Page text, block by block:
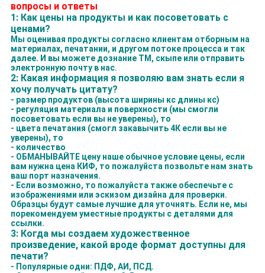
вопросы и ответы
1: Как цены на продукты и как посоветовать с
ценами?
Мы оценивая продукты согласно клиентам отборным на
материалах, печатании, и другом потоке процесса и так
далее. И вы можете дознание ТМ, скыпе или отправить
электронную почту в нас.
2: Какая информация я позволяю вам знать если я
хочу получать цитату?
- размер продуктов (высота ширины кс длины кс)
- регуляция материала и поверхности (мы смогли
посоветовать если вы не уверены), то
- цвета печатания (смогл закавычить 4К если вы не
уверены), то
- количество
- ОБМАНЫВАЙТЕ цену наше обычное условие цены, если
вам нужна цена КИФ, то пожалуйста позвольте нам знать
ваш порт назначения.
- Если возможно, то пожалуйста также обеспечьте с
изображениями или эскизом дизайна для проверки.
Образцы будут самые лучшие для уточнять. Если не, мы
порекомендуем уместные продукты с деталями для
ссылки.
3: Когда мы создаем художественное
произведение, какой вроде формат доступны для
печати?
- Популярные одни: ПДФ, АИ, ПСД.